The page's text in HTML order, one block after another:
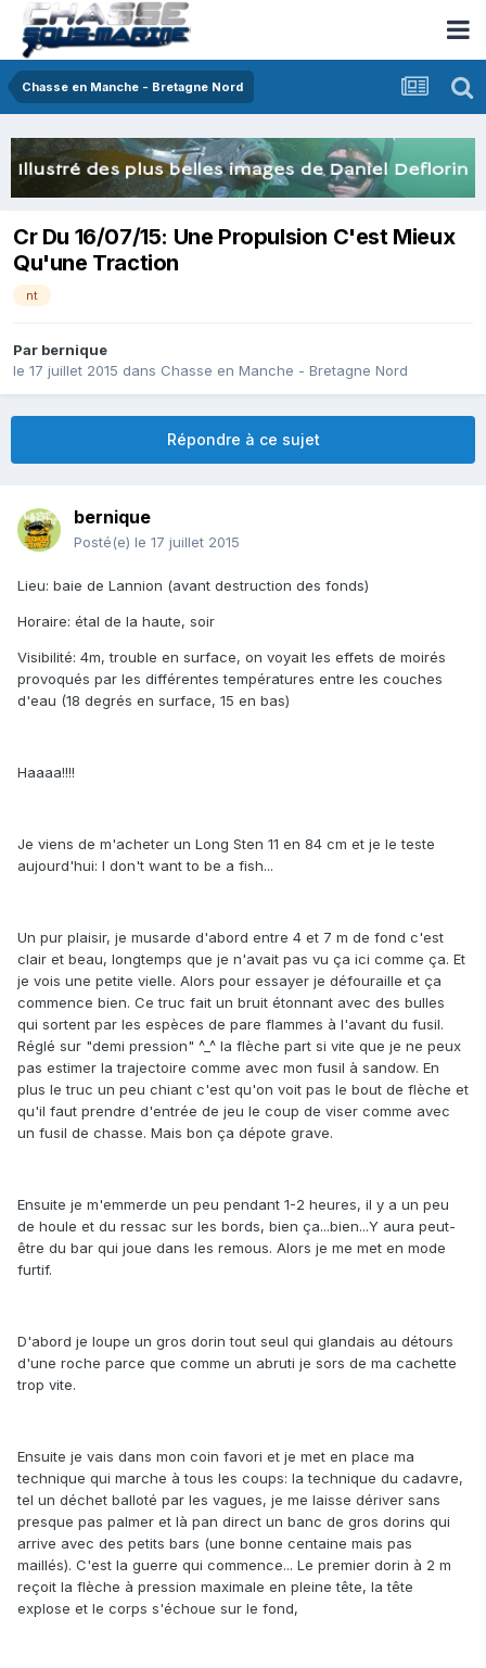
Chasse en Manche - Bretagne Nord
Cr Du 16/07/15: Une Propulsion C'est Mieux
Qu'une Traction
nt
Par bernique
le 17 juillet 2015 dans Chasse en Manche - Bretagne Nord
Répondre à ce sujet
bernique
Posté(e) le 17 juillet 2015
Lieu: baie de Lannion (avant destruction des fonds)
Horaire: étal de la haute, soir
Visibilité: 4m, trouble en surface, on voyait les effets de moirés
provoqués par les différentes températures entre les couches
d'eau (18 degrés en surface, 15 en bas)
Haaaa!!!!
Je viens de m'acheter un Long Sten 11 en 84 cm et je le teste
aujourd'hui: I don't want to be a fish...
Un pur plaisir, je musarde d'abord entre 4 et 7 m de fond c'est
clair et beau, longtemps que je n'avait pas vu ça ici comme ça. Et
je vois une petite vielle. Alors pour essayer je défouraille et ça
commence bien. Ce truc fait un bruit étonnant avec des bulles
qui sortent par les espèces de pare flammes à l'avant du fusil.
Réglé sur "demi pression" ^_^ la flèche part si vite que je ne peux
pas estimer la trajectoire comme avec mon fusil à sandow. En
plus le truc un peu chiant c'est qu'on voit pas le bout de flèche et
qu'il faut prendre d'entrée de jeu le coup de viser comme avec
un fusil de chasse. Mais bon ça dépote grave.
Ensuite je m'emmerde un peu pendant 1-2 heures, il y a un peu
de houle et du ressac sur les bords, bien ça...bien...Y aura peut-
être du bar qui joue dans les remous. Alors je me met en mode
furtif.
D'abord je loupe un gros dorin tout seul qui glandais au détours
d'une roche parce que comme un abruti je sors de ma cachette
trop vite.
Ensuite je vais dans mon coin favori et je met en place ma
technique qui marche à tous les coups: la technique du cadavre,
tel un déchet balloté par les vagues, je me laisse dériver sans
presque pas palmer et là pan direct un banc de gros dorins qui
arrive avec des petits bars (une bonne centaine mais pas
maillés). C'est la guerre qui commence... Le premier dorin à 2 m
reçoit la flèche à pression maximale en pleine tête, la tête
explose et le corps s'échoue sur le fond,